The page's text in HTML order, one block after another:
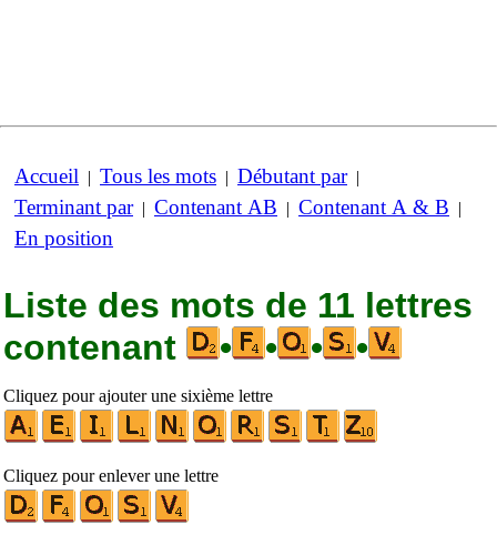
Accueil | Tous les mots | Débutant par|
Terminant par| Contenant AB | Contenant A & B |
En position
Liste des mots de 11 lettres
contenant
• • • •
Cliquez pour ajouter une sixième lettre
Cliquez pour enlever une lettre